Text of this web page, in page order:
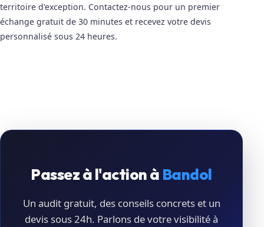
territoire d'exception. Contactez-nous pour un premier
échange gratuit de 30 minutes et recevez votre devis
personnalisé sous 24 heures.
Passez à l'action à Bandol
Un audit gratuit, des conseils concrets et un
devis sous 24h. Parlons de votre visibilité à